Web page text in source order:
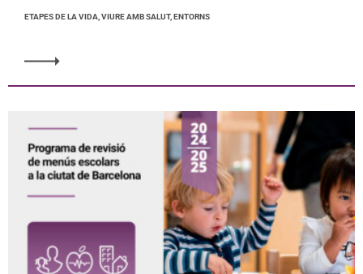
ETAPES DE LA VIDA, VIURE AMB SALUT, ENTORNS